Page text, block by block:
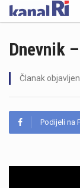
Dnevnik
Članak
Podijeli na